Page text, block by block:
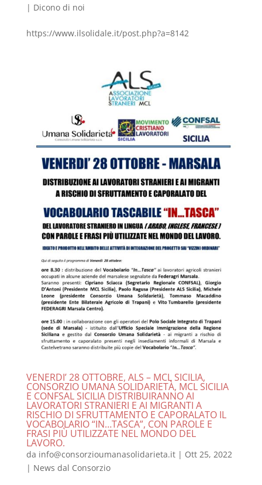
| Dicono di noi
https://www.ilsolidale.it/post.php?a=8142
VENERDI’ 28 OTTOBRE, ALS – MCL SICILIA,
CONSORZIO UMANA SOLIDARIETÀ, MCL SICILIA
E CONFSAL SICILIA DISTRIBUIRANNO AI
LAVORATORI STRANIERI E AI MIGRANTI A
RISCHIO DI SFRUTTAMENTO E CAPORALATO IL
VOCABOLARIO “IN…TASCA”, CON PAROLE E
FRASI PIÙ UTILIZZATE NEL MONDO DEL
LAVORO.
da info@consorzioumanasolidarieta.it| Ott 25, 2022
| News dal Consorzio